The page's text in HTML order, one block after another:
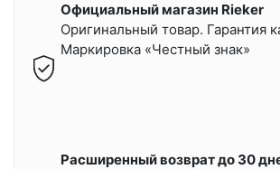
Официальный магазин Rieker
Оригинальный товар. Гарантия
Маркировка «Честный знак»
Расширенный возврат до 30